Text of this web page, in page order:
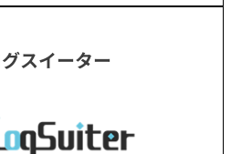
スイーター